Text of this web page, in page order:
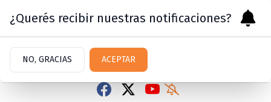
¿Querés recibir nuestras notificaciones?
NO, GRACIAS ACEPTAR